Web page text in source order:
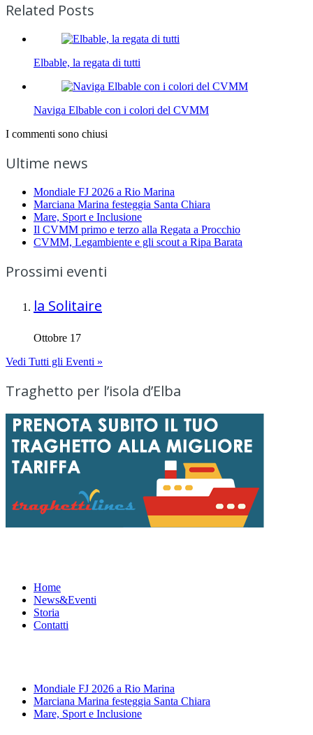
Related Posts
Elbable, la regata di tutti
Naviga Elbable con i colori del CVMM
I commenti sono chiusi
Ultime news
Mondiale FJ 2026 a Rio Marina
Marciana Marina festeggia Santa Chiara
Mare, Sport e Inclusione
Il CVMM primo e terzo alla Regata a Procchio
CVMM, Legambiente e gli scout a Ripa Barata
Prossimi eventi
la Solitaire
Ottobre 17
Vedi Tutti gli Eventi »
Traghetto per l’isola d’Elba
Home
News&Eventi
Storia
Contatti
Mondiale FJ 2026 a Rio Marina
Marciana Marina festeggia Santa Chiara
Mare, Sport e Inclusione